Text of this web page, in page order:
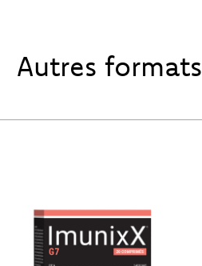
Autres formats